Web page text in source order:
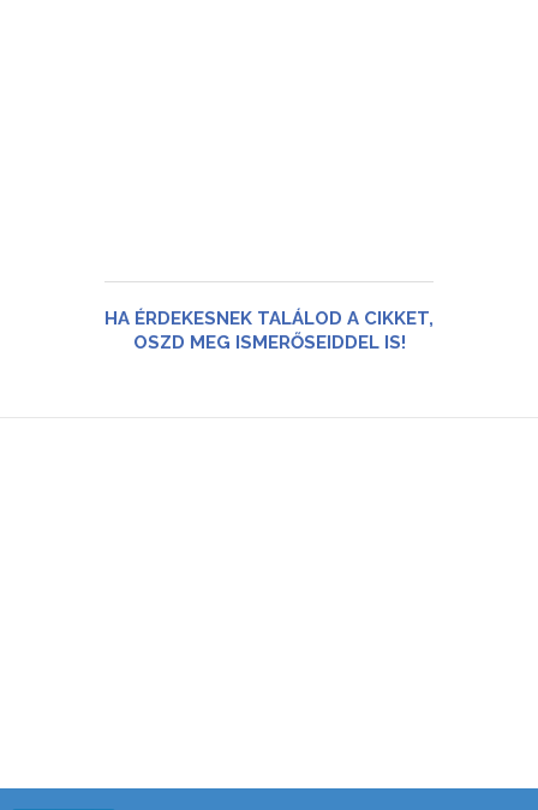
HA ÉRDEKESNEK TALÁLOD A CIKKET,
OSZD MEG ISMERŐSEIDDEL IS!